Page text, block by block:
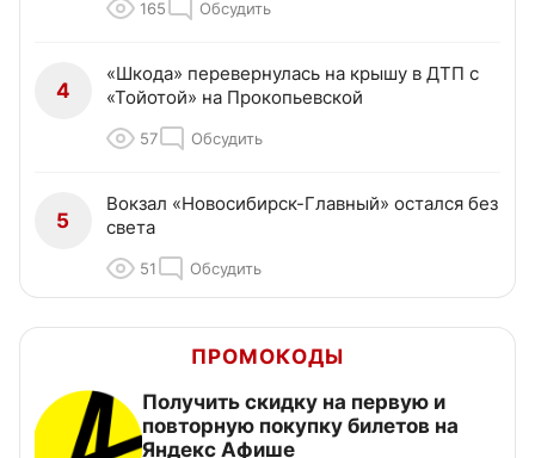
165 Обсудить
4
«Шкода» перевернулась на крышу в ДТП с
«Тойотой» на Прокопьевской
57 Обсудить
5
Вокзал «Новосибирск-Главный» остался без
света
51 Обсудить
ПРОМОКОДЫ
Получить скидку на первую и
повторную покупку билетов на
Яндекс Афише